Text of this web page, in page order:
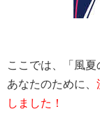
ここでは、「風
あなたのために、
しました！